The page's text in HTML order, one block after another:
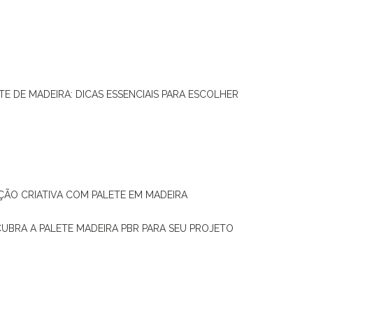
DE MADEIRA: DICAS ESSENCIAIS PARA ESCOLHER
CRIATIVA COM PALETE EM MADEIRA
A PALETE MADEIRA PBR PARA SEU PROJETO